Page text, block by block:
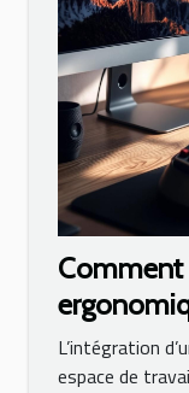
Comment
de travail ?
L’intégration
espace de